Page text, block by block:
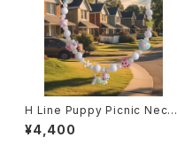
H Line Puppy Picnic Neckl
ace
¥4,400